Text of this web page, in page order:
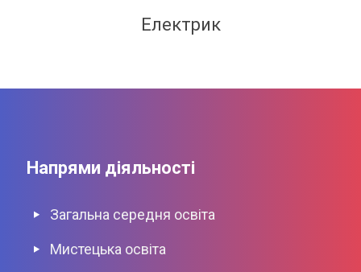
Електрик
Напрями діяльності
Загальна середня освіта
Мистецька освіта